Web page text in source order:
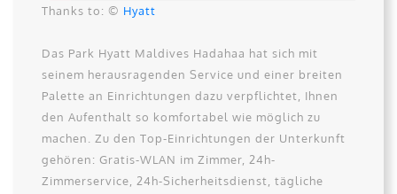
Thanks to: © Hyatt
Das Park Hyatt Maldives Hadahaa hat sich mit
seinem herausragenden Service und einer breiten
Palette an Einrichtungen dazu verpflichtet, Ihnen
den Aufenthalt so komfortabel wie möglich zu
machen. Zu den Top-Einrichtungen der Unterkunft
gehören: Gratis-WLAN im Zimmer, 24h-
Zimmerservice, 24h-Sicherheitsdienst, tägliche